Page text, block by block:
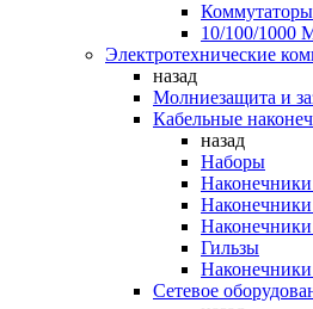
10/100/1000
Электротехнические
назад
Молниезащита и
Кабельные
назад
Наборы
Гильзы
Сетевое